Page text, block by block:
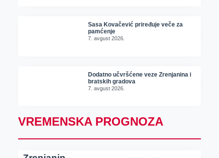
Sasa Kovačević priređuje veče za
pamćenje
7. avgust 2026.
Dodatno učvršćene veze Zrenjanina i
bratskih gradova
7. avgust 2026.
VREMENSKA PROGNOZA